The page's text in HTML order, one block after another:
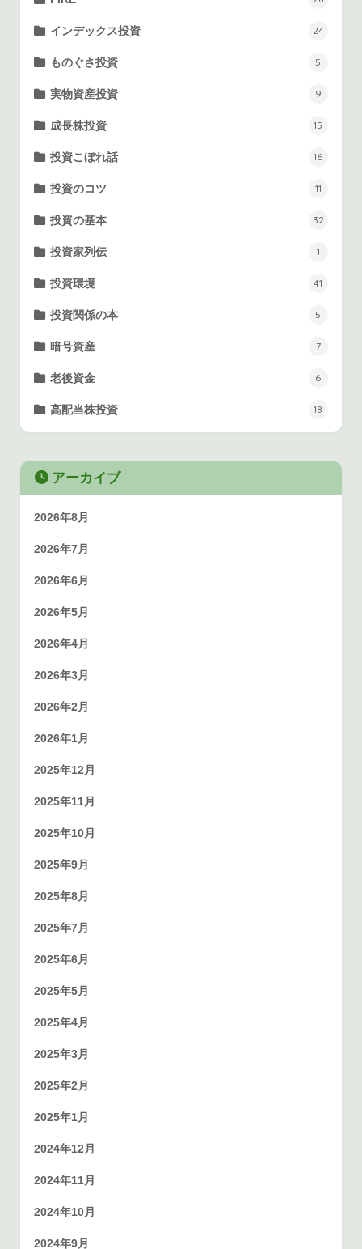
インデックス投資 24
ものぐさ投資 5
実物資産投資 9
成長株投資 15
投資こぼれ話 16
投資のコツ 11
投資の基本 32
投資家列伝 1
投資環境 41
投資関係の本 5
暗号資産 7
老後資金 6
高配当株投資 18
アーカイブ
2026年8月
2026年7月
2026年6月
2026年5月
2026年4月
2026年3月
2026年2月
2026年1月
2025年12月
2025年11月
2025年10月
2025年9月
2025年8月
2025年7月
2025年6月
2025年5月
2025年4月
2025年3月
2025年2月
2025年1月
2024年12月
2024年11月
2024年10月
2024年9月